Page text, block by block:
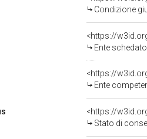
Condizione
<https://
Ente schedatore
<https://
Ente competente per
<https://
Stato di